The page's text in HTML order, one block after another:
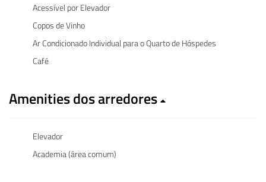
Acessível por Elevador
Copos de Vinho
Ar Condicionado Individual para o Quarto de Hóspedes
Café
Amenities dos arredores
Elevador
Academia (área comum)